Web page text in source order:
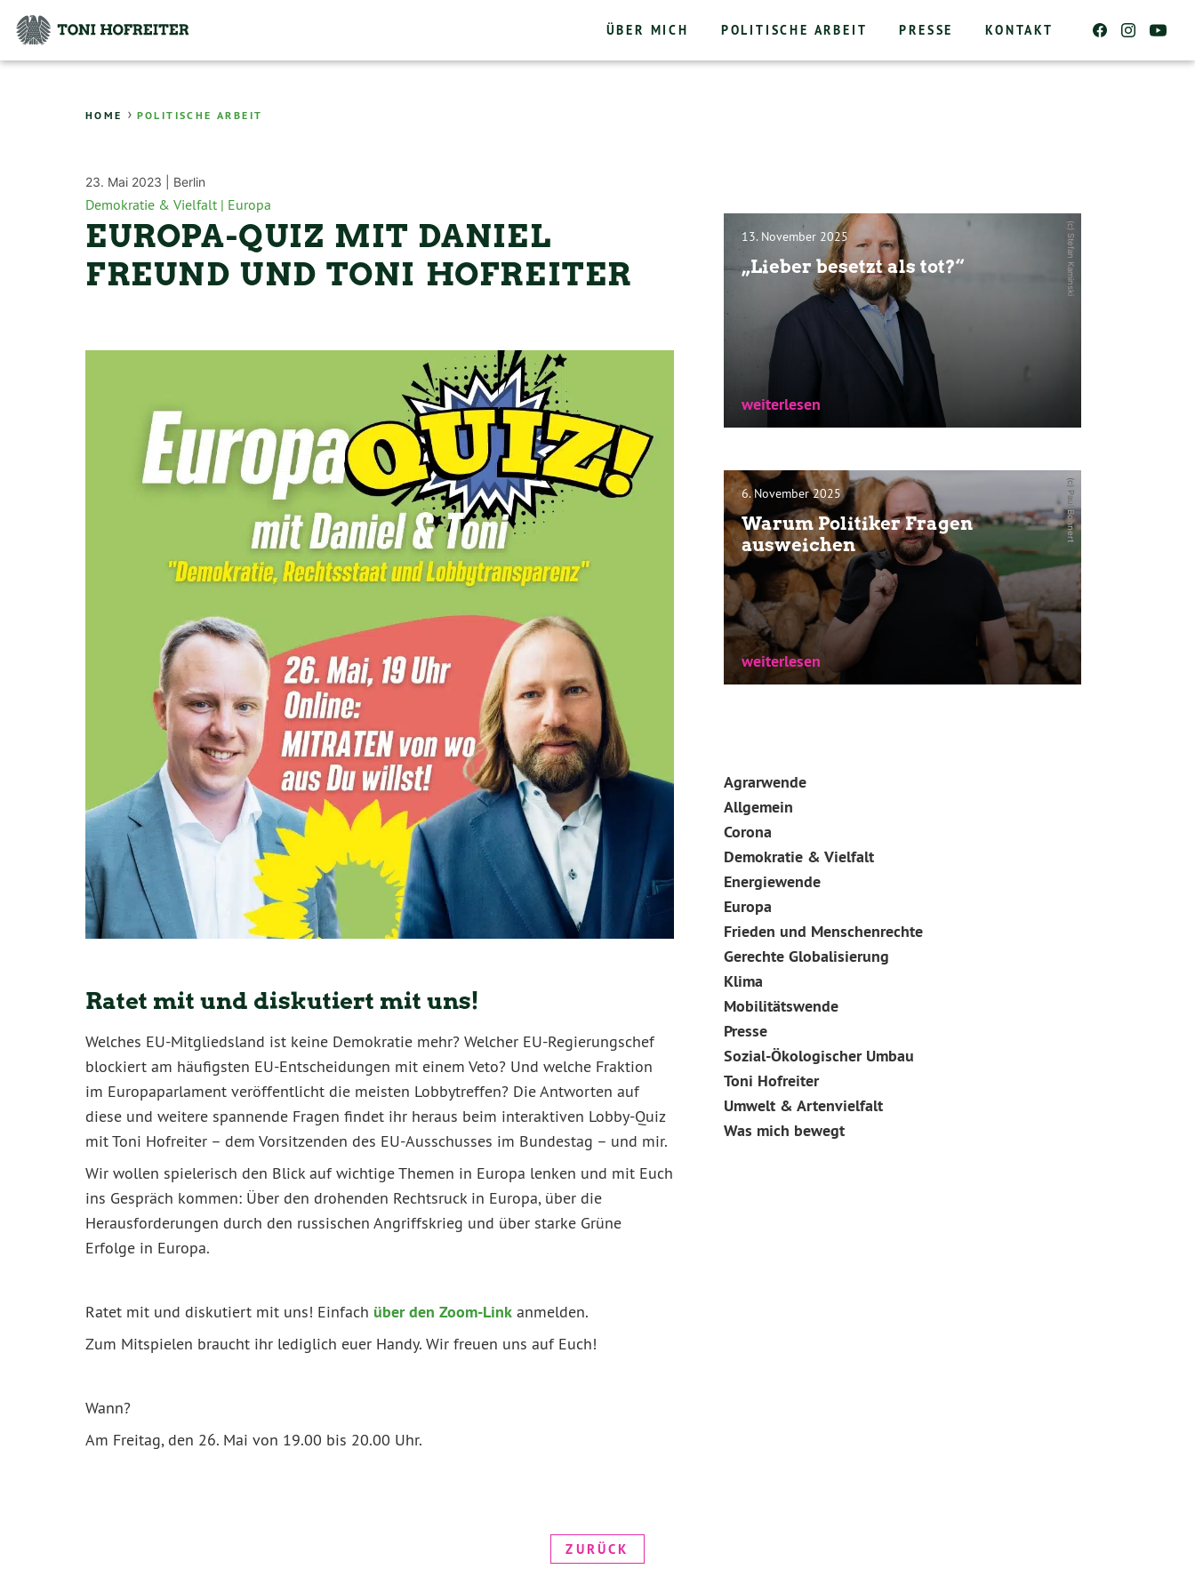
ÜBER MICH POLITISCHE ARBEIT PRESSE KONTAKT
HOME › POLITISCHE ARBEIT
23. Mai 2023 | Berlin
Demokratie & Vielfalt | Europa
EUROPA-QUIZ MIT DANIEL
FREUND UND TONI HOFREITER
Ratet mit und diskutiert mit uns!
Welches EU-Mitgliedsland ist keine Demokratie mehr? Welcher EU-Regierungschef
blockiert am häufigsten EU-Entscheidungen mit einem Veto? Und welche Fraktion
im Europaparlament veröffentlicht die meisten Lobbytreffen? Die Antworten auf
diese und weitere spannende Fragen findet ihr heraus beim interaktiven Lobby-Quiz
mit Toni Hofreiter – dem Vorsitzenden des EU-Ausschusses im Bundestag – und mir.
Wir wollen spielerisch den Blick auf wichtige Themen in Europa lenken und mit Euch
ins Gespräch kommen: Über den drohenden Rechtsruck in Europa, über die
Herausforderungen durch den russischen Angriffskrieg und über starke Grüne
Erfolge in Europa.
Ratet mit und diskutiert mit uns! Einfach über den Zoom-Link anmelden.
Zum Mitspielen braucht ihr lediglich euer Handy. Wir freuen uns auf Euch!
Wann?
Am Freitag, den 26. Mai von 19.00 bis 20.00 Uhr.
(c) Stefan Kaminski
13. November 2025
„Lieber besetzt als tot?“
weiterlesen
Nymoen, einem der lautesten Gegner einer st...
weiterlesen
(c) Paul Bohnert
6. November 2025
Warum Politiker Fragen
ausweichen
weiterlesen
weiterlesen
Agrarwende
Allgemein
Corona
Demokratie & Vielfalt
Energiewende
Europa
Frieden und Menschenrechte
Gerechte Globalisierung
Klima
Mobilitätswende
Presse
Sozial-Ökologischer Umbau
Toni Hofreiter
Umwelt & Artenvielfalt
Was mich bewegt
ZURÜCK